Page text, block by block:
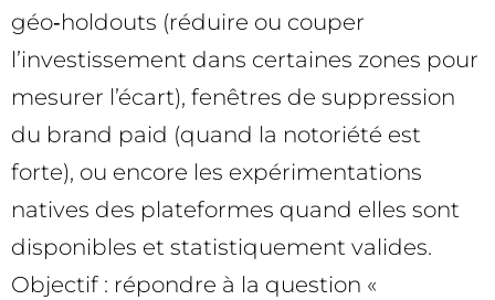
géo‑holdouts (réduire ou couper
l’investissement dans certaines zones pour
mesurer l’écart), fenêtres de suppression
du brand paid (quand la notoriété est
forte), ou encore les expérimentations
natives des plateformes quand elles sont
disponibles et statistiquement valides.
Objectif : répondre à la question «